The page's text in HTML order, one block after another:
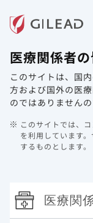
ホーム
1489/1490
症患者を対
1490試験に
ータ）
医療関係者
このサイトは、国
方および国外の医
のではありません
このサイトでは、
を利用しています。
するものとします。
医療関